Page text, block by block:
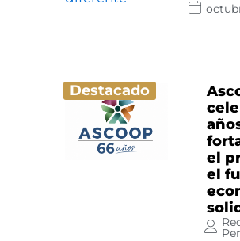
Destacado
el
el